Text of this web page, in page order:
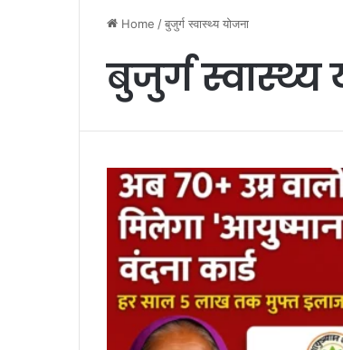
Home /बुजुर्ग स्वास्थ्य योजना
बुजुर्ग स्वास्थ्य